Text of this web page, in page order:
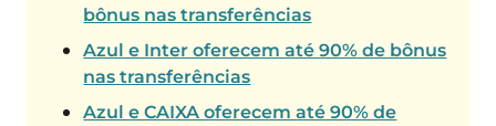
bônus nas transferências
Azul e Inter oferecem até 90% de bônus
nas transferências
Azul e CAIXA oferecem até 90% de